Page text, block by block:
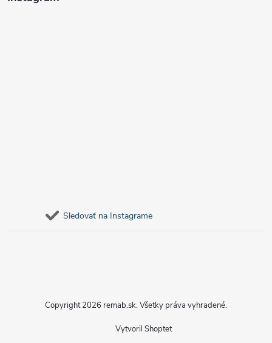
Sledovať na Instagrame
Vytvoril Shoptet
Copyright 2026 remab.sk. Všetky práva vyhradené.